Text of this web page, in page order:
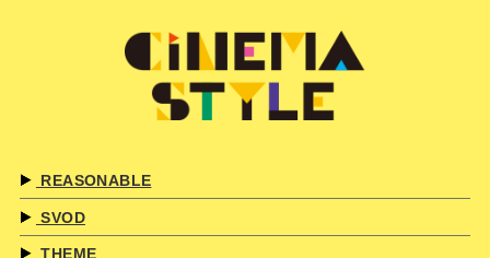
REASONABLE
SVOD
THEME